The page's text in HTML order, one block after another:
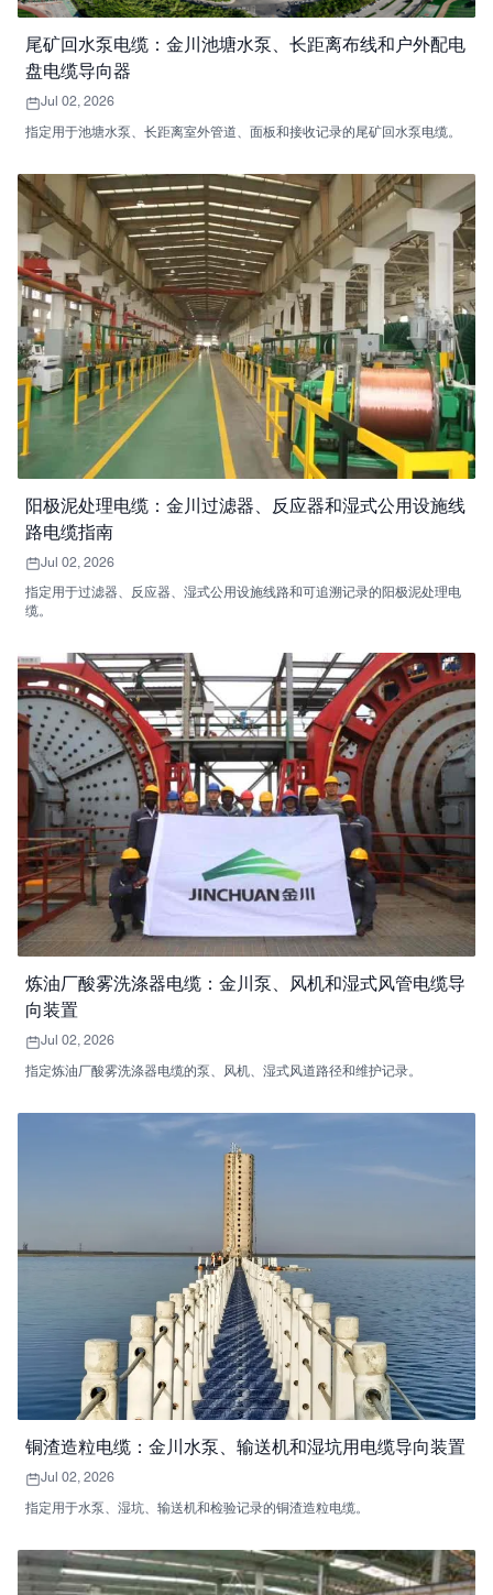
尾矿回水泵电缆：金川池塘水泵、长距离布线和户外配电
盘电缆导向器
Jul 02, 2026
指定用于池塘水泵、长距离室外管道、面板和接收记录的尾矿回水泵电缆。
阳极泥处理电缆：金川过滤器、反应器和湿式公用设施线
路电缆指南
Jul 02, 2026
指定用于过滤器、反应器、湿式公用设施线路和可追溯记录的阳极泥处理电
缆。
炼油厂酸雾洗涤器电缆：金川泵、风机和湿式风管电缆导
向装置
Jul 02, 2026
指定炼油厂酸雾洗涤器电缆的泵、风机、湿式风道路径和维护记录。
铜渣造粒电缆：金川水泵、输送机和湿坑用电缆导向装置
Jul 02, 2026
指定用于水泵、湿坑、输送机和检验记录的铜渣造粒电缆。